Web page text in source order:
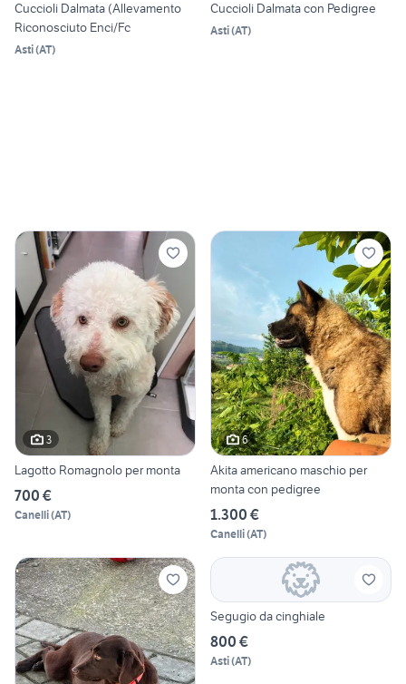
Cuccioli Dalmata (Allevamento
Riconosciuto Enci/Fc
Asti(AT)
Cuccioli Dalmata con Pedigree
Asti(AT)
3
Lagotto Romagnolo per monta
700 €
Canelli(AT)
6
Akita americano maschio per
monta con pedigree
1.300 €
Canelli(AT)
Segugio da cinghiale
800 €
Asti(AT)